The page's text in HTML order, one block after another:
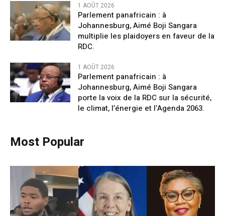
1 AOÛT 2026
Parlement panafricain : à
Johannesburg, Aimé Boji Sangara
multiplie les plaidoyers en faveur de la
RDC.
1 AOÛT 2026
Parlement panafricain : à
Johannesburg, Aimé Boji Sangara
porte la voix de la RDC sur la sécurité,
le climat, l’énergie et l’Agenda 2063.
Most Popular